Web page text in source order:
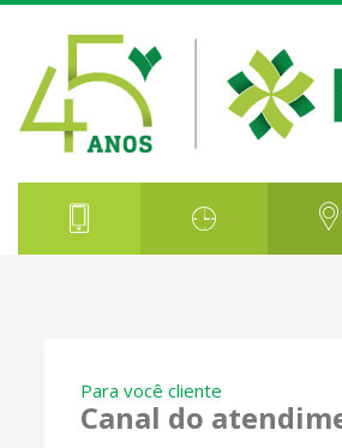
Para você cliente
Canal do